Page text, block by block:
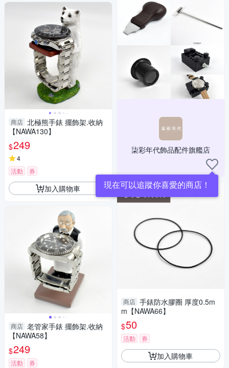
商店 北極熊手錶 擺飾架.收納
【NAWA130】
$249
4
活動
券
加入購物車
商店 老管家手錶 擺飾架.收納
【NAWA58】
$249
活動 券
柒彩年代飾品配件旗艦店
現在可以追蹤你喜愛的商店！
商店 手錶防水膠圈 厚度0.5m
m【NAWA66】
$50
活動 券
加入購物車